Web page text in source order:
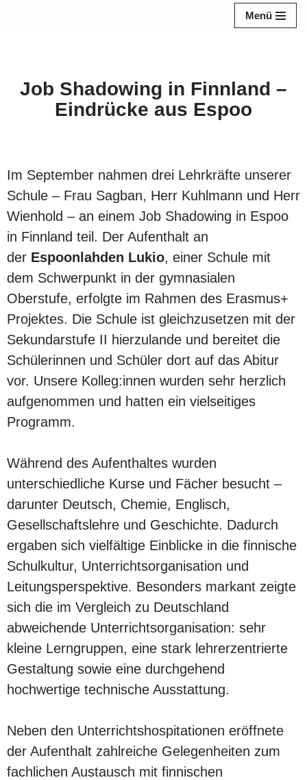
Menü
Job Shadowing in Finnland –
Eindrücke aus Espoo
Im September nahmen drei Lehrkräfte unserer
Schule – Frau Sagban, Herr Kuhlmann und Herr
Wienhold – an einem Job Shadowing in Espoo
in Finnland teil. Der Aufenthalt an
der Espoonlahden Lukio, einer Schule mit
dem Schwerpunkt in der gymnasialen
Oberstufe, erfolgte im Rahmen des Erasmus+
Projektes. Die Schule ist gleichzusetzen mit der
Sekundarstufe II hierzulande und bereitet die
Schülerinnen und Schüler dort auf das Abitur
vor. Unsere Kolleg:innen wurden sehr herzlich
aufgenommen und hatten ein vielseitiges
Programm.
Während des Aufenthaltes wurden
unterschiedliche Kurse und Fächer besucht –
darunter Deutsch, Chemie, Englisch,
Gesellschaftslehre und Geschichte. Dadurch
ergaben sich vielfältige Einblicke in die finnische
Schulkultur, Unterrichtsorganisation und
Leitungsperspektive. Besonders markant zeigte
sich die im Vergleich zu Deutschland
abweichende Unterrichtsorganisation: sehr
kleine Lerngruppen, eine stark lehrerzentrierte
Gestaltung sowie eine durchgehend
hochwertige technische Ausstattung.
Neben den Unterrichtshospitationen eröffnete
der Aufenthalt zahlreiche Gelegenheiten zum
fachlichen Austausch mit finnischen